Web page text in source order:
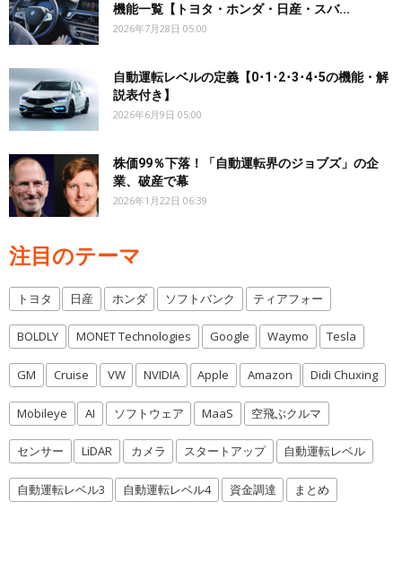
機能一覧【トヨタ・ホンダ・日産・スバ...
2026年7月28日 05:00
自動運転レベルの定義【0･1･2･3･4･5の機能・解
説表付き】
2026年6月9日 05:00
株価99％下落！「自動運転界のジョブズ」の企
業、破産で幕
2026年1月22日 06:39
注目のテーマ
トヨタ 日産 ホンダ ソフトバンク ティアフォー
BOLDLY MONET Technologies Google Waymo Tesla
GM Cruise VW NVIDIA Apple Amazon Didi Chuxing
Mobileye AI ソフトウェア MaaS 空飛ぶクルマ
センサー LiDAR カメラ スタートアップ 自動運転レベル
自動運転レベル3 自動運転レベル4 資金調達 まとめ